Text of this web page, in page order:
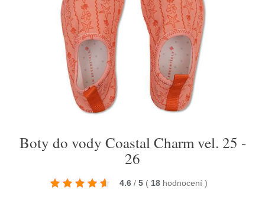
Boty do vody Coastal Charm vel. 25 -
26
4.6 / 5 ( 18 hodnocení )